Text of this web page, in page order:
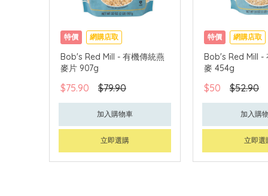
特價 網購店取
Bob's Red Mill - 有機傳統燕
麥片 907g
$75.90 $79.90
加入購物車
立即選購
特價 網購店取
Bob's Red Mill -
麥 454g
$50 $52.90
加入購
立即選